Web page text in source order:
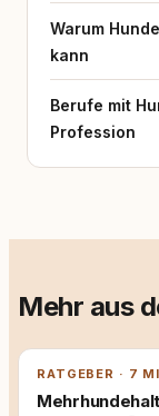
Warum
kann
Berufe mit
Profession
Mehr aus
RATGEBER · 7